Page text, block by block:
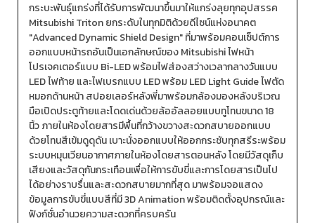
กระบะพันธุ์แกร่งที่ได้รับการพัฒนาขึ้นมาให้แกร่งลุยทุกอุปสรรค
Mitsubishi Triton ยกระดับในทุกมิติด้วยดีไซน์แห่งอนาคต
"Advanced Dynamic Shield Design" ที่มาพร้อมคอนเซ็ปต์การ
ออกแบบหน้ารถอันเป็นเอกลักษณ์ของ Mitsubishi ไฟหน้า
โปรเจคเตอร์แบบ Bi-LED พร้อมไฟส่องสว่างเวลากลางวันแบบ
LED ไฟท้าย และไฟเบรกแบบ LED พร้อม LED Light Guide ไฟตัด
หมอกด้านหน้า สปอยเลอร์หลังพี่มาพร้อมกล้องมองหลังบริเวณ
มือเปิดประตูท้ายและโดดเด่นด้วยล้ออัลลอยแบบทูโทนขนาด 18
นิ้ว ภายในห้องโดยสารมีพื้นที่กว้างขวางสะดวกสบายออกแบบ
ด้วยโทนสีเข้มดูดุดัน เบาะนั่งออกแบบให้ออกกระชับทุกสรีระพร้อม
ระบบหมุนเวียนอากาศภายในห้องโดยสารตอนหลัง โดยมีวัสดุเก็บ
เสียงและวัสดุกันกระเทือนเพื่อให้การขับขี่และการโดยสารเป็นไป
ได้อย่างราบรื่นและสะดวกสบายมากที่สุด มาพร้อมจอแสดง
ข้อมูลการขับขี่แบบสีที่มี 3D Animation พร้อมติดตั้งอุปกรณ์และ
ฟังก์ชั่นอำนวยความสะดวกที่ครบครัน